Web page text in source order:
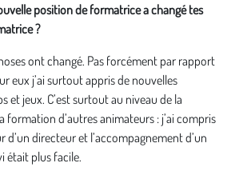
position de formatrice a changé tes
?
ont changé. Pas forcément par rapport
eux j’ai surtout appris de nouvelles
et jeux. C’est surtout au niveau de la
formation d’autres animateurs : j’ai compris
d’un directeur et l’accompagnement d’un
était plus facile.